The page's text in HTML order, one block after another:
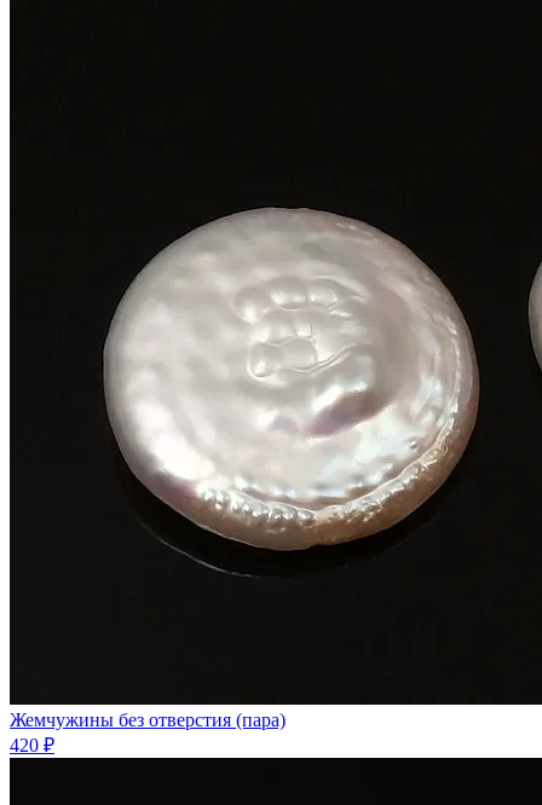
Жемчужины без отверстия (пара)
420 ₽